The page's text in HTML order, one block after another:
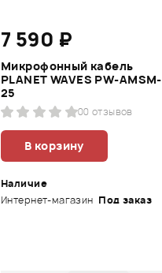
7 590 ₽
Микрофонный кабель
PLANET WAVES PW-AMSM-
25
00 отзывов
В корзину
Наличие
Интернет-магазин Под заказ